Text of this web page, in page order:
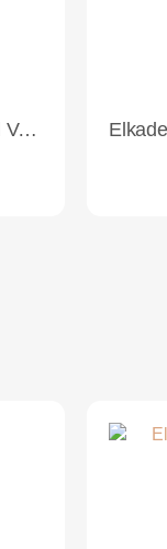
Justus Haarverdicker 200ml Volume Spray